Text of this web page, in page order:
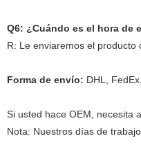
Q6: ¿Cuándo es el hora de
R: Le enviaremos el
Forma de envío: DHL,
Si usted hace OEM, necesita
Nota: Nuestros días de